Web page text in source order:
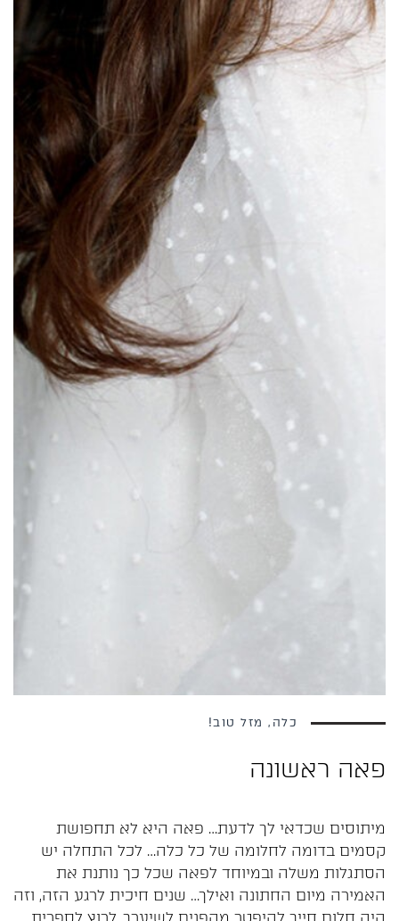
כלה, מזל טוב!
פאה ראשונה
מיתוסים שכדאי לך לדעת… פאה היא לא תחפושת
קסמים בדומה לחלומה של כל כלה… לכל התחלה יש
הסתגלות משלה ובמיוחד לפאה שכל כך נותנת את
האמירה מיום החתונה ואילך… שנים חיכית לרגע הזה, וזה
היה חלום חייך להיפטר מהפנים לשיערך, לרוץ לספרית…